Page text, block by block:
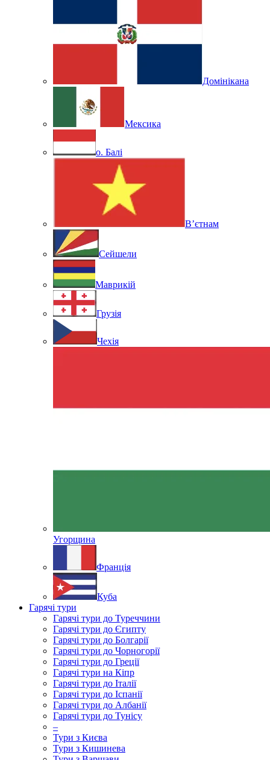
Домінікана
Мексика
о. Балі
В’єтнам
Сейшели
Маврикій
Грузія
Чехія
Угорщина
Франція
Куба
Гарячі тури
Гарячі тури до Туреччини
Гарячі тури до Єгипту
Гарячі тури до Болгарії
Гарячі тури до Чорногорії
Гарячі тури до Греції
Гарячі тури на Кіпр
Гарячі тури до Італії
Гарячі тури до Іспанії
Гарячі тури до Албанії
Гарячі тури до Тунісу
–
Тури з Києва
Тури з Кишинева